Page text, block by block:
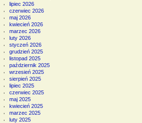
lipiec 2026
czerwiec 2026
maj 2026
kwiecień 2026
marzec 2026
luty 2026
styczeń 2026
grudzień 2025
listopad 2025
październik 2025
wrzesień 2025
sierpień 2025
lipiec 2025
czerwiec 2025
maj 2025
kwiecień 2025
marzec 2025
luty 2025